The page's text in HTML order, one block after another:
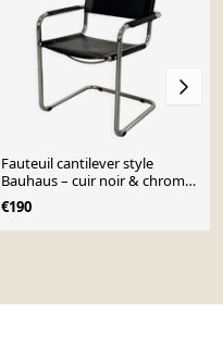
Fauteuil cantilever style
Bauhaus – cuir noir & chrome
(non signé)
€190